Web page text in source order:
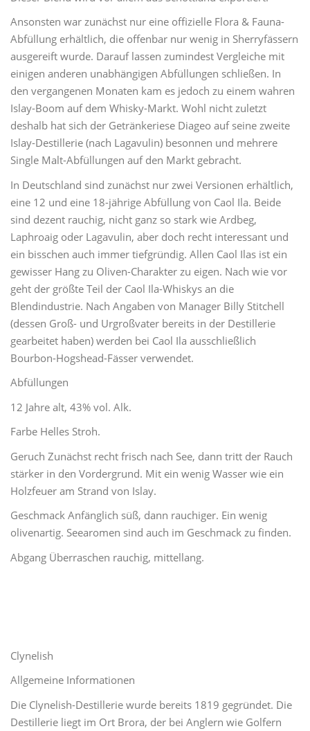
Ansonsten war zunächst nur eine offizielle Flora & Fauna-
Abfüllung erhältlich, die offenbar nur wenig in Sherryfässern
ausgereift wurde. Darauf lassen zumindest Vergleiche mit
einigen anderen unabhängigen Abfüllungen schließen. In
den vergangenen Monaten kam es jedoch zu einem wahren
Islay-Boom auf dem Whisky-Markt. Wohl nicht zuletzt
deshalb hat sich der Getränkeriese Diageo auf seine zweite
Islay-Destillerie (nach Lagavulin) besonnen und mehrere
Single Malt-Abfüllungen auf den Markt gebracht.
In Deutschland sind zunächst nur zwei Versionen erhältlich,
eine 12 und eine 18-jährige Abfüllung von Caol Ila. Beide
sind dezent rauchig, nicht ganz so stark wie Ardbeg,
Laphroaig oder Lagavulin, aber doch recht interessant und
ein bisschen auch immer tiefgründig. Allen Caol Ilas ist ein
gewisser Hang zu Oliven-Charakter zu eigen. Nach wie vor
geht der größte Teil der Caol Ila-Whiskys an die
Blendindustrie. Nach Angaben von Manager Billy Stitchell
(dessen Groß- und Urgroßvater bereits in der Destillerie
gearbeitet haben) werden bei Caol Ila ausschließlich
Bourbon-Hogshead-Fässer verwendet.
Abfüllungen
12 Jahre alt, 43% vol. Alk.
Farbe Helles Stroh.
Geruch Zunächst recht frisch nach See, dann tritt der Rauch
stärker in den Vordergrund. Mit ein wenig Wasser wie ein
Holzfeuer am Strand von Islay.
Geschmack Anfänglich süß, dann rauchiger. Ein wenig
olivenartig. Seearomen sind auch im Geschmack zu finden.
Abgang Überraschen rauchig, mittellang.
Clynelish
Allgemeine Informationen
Die Clynelish-Destillerie wurde bereits 1819 gegründet. Die
Destillerie liegt im Ort Brora, der bei Anglern wie Golfern